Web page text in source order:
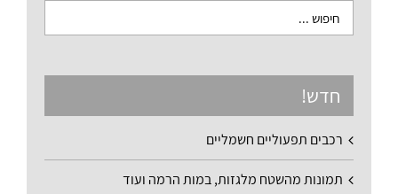
חדש!
רכבים תפעוליים חשמליים
תמונות מהשטח מלגזות, במות הרמה ועוד